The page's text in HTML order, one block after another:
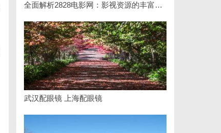
全面解析2828电影网：影视资源的丰富宝库及其使用指南
武汉配眼镜 上海配眼镜